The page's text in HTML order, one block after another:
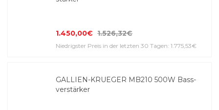
1.450,00€ 1.526,32€
Niedrigster Preis in der letzten 30 Tagen: 1.775,53€
GALLIEN-KRUEGER MB210 500W Bass­
ver­stärker